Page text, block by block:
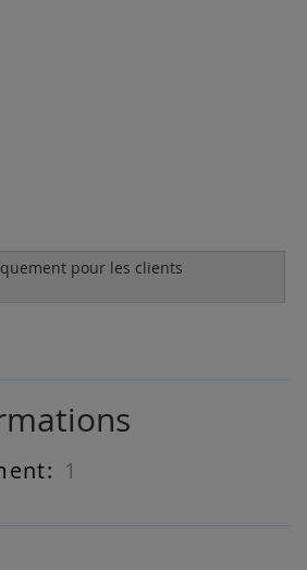
pour les clients
1